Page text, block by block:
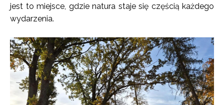
jest to miejsce, gdzie natura staje się częścią każdego
wydarzenia.